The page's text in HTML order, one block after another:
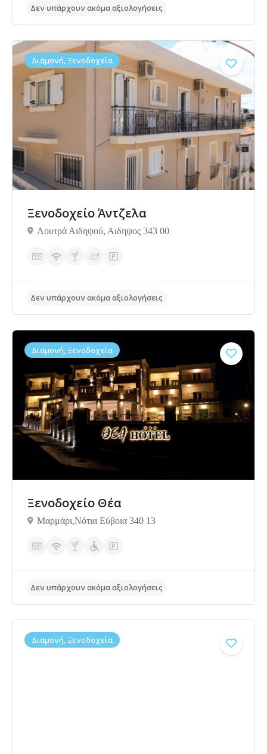
Δεν υπάρχουν ακόμα αξιολογήσεις
Διαμονή, Ξενοδοχεία
Ξενοδοχείο Άντζελα
Λουτρά Αιδηψού, Αιδηψος 343 00
Διαμονή, Ξενοδοχεία
Ξενοδοχείο Θέα
Μαρμάρι,Νότια Εύβοια 340 13
Διαμονή, Ξενοδοχεία